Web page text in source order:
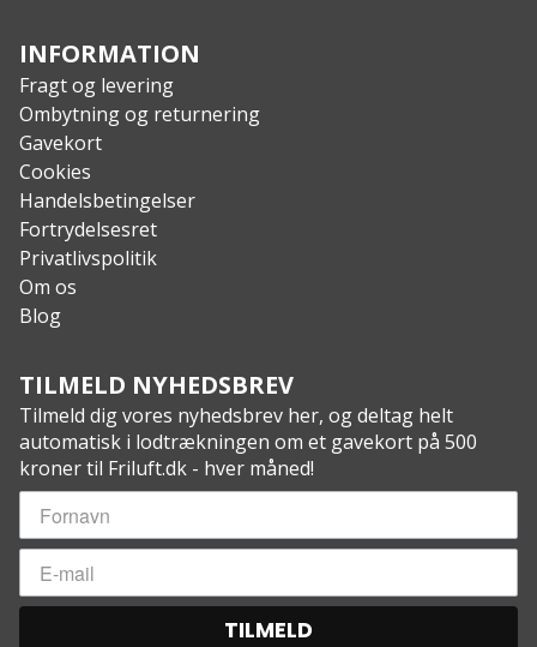
INFORMATION
Fragt og levering
Ombytning og returnering
Gavekort
Cookies
Handelsbetingelser
Fortrydelsesret
Privatlivspolitik
Om os
Blog
TILMELD NYHEDSBREV
Tilmeld dig vores nyhedsbrev her, og deltag helt
automatisk i lodtrækningen om et gavekort på 500
kroner til Friluft.dk - hver måned!
TILMELD